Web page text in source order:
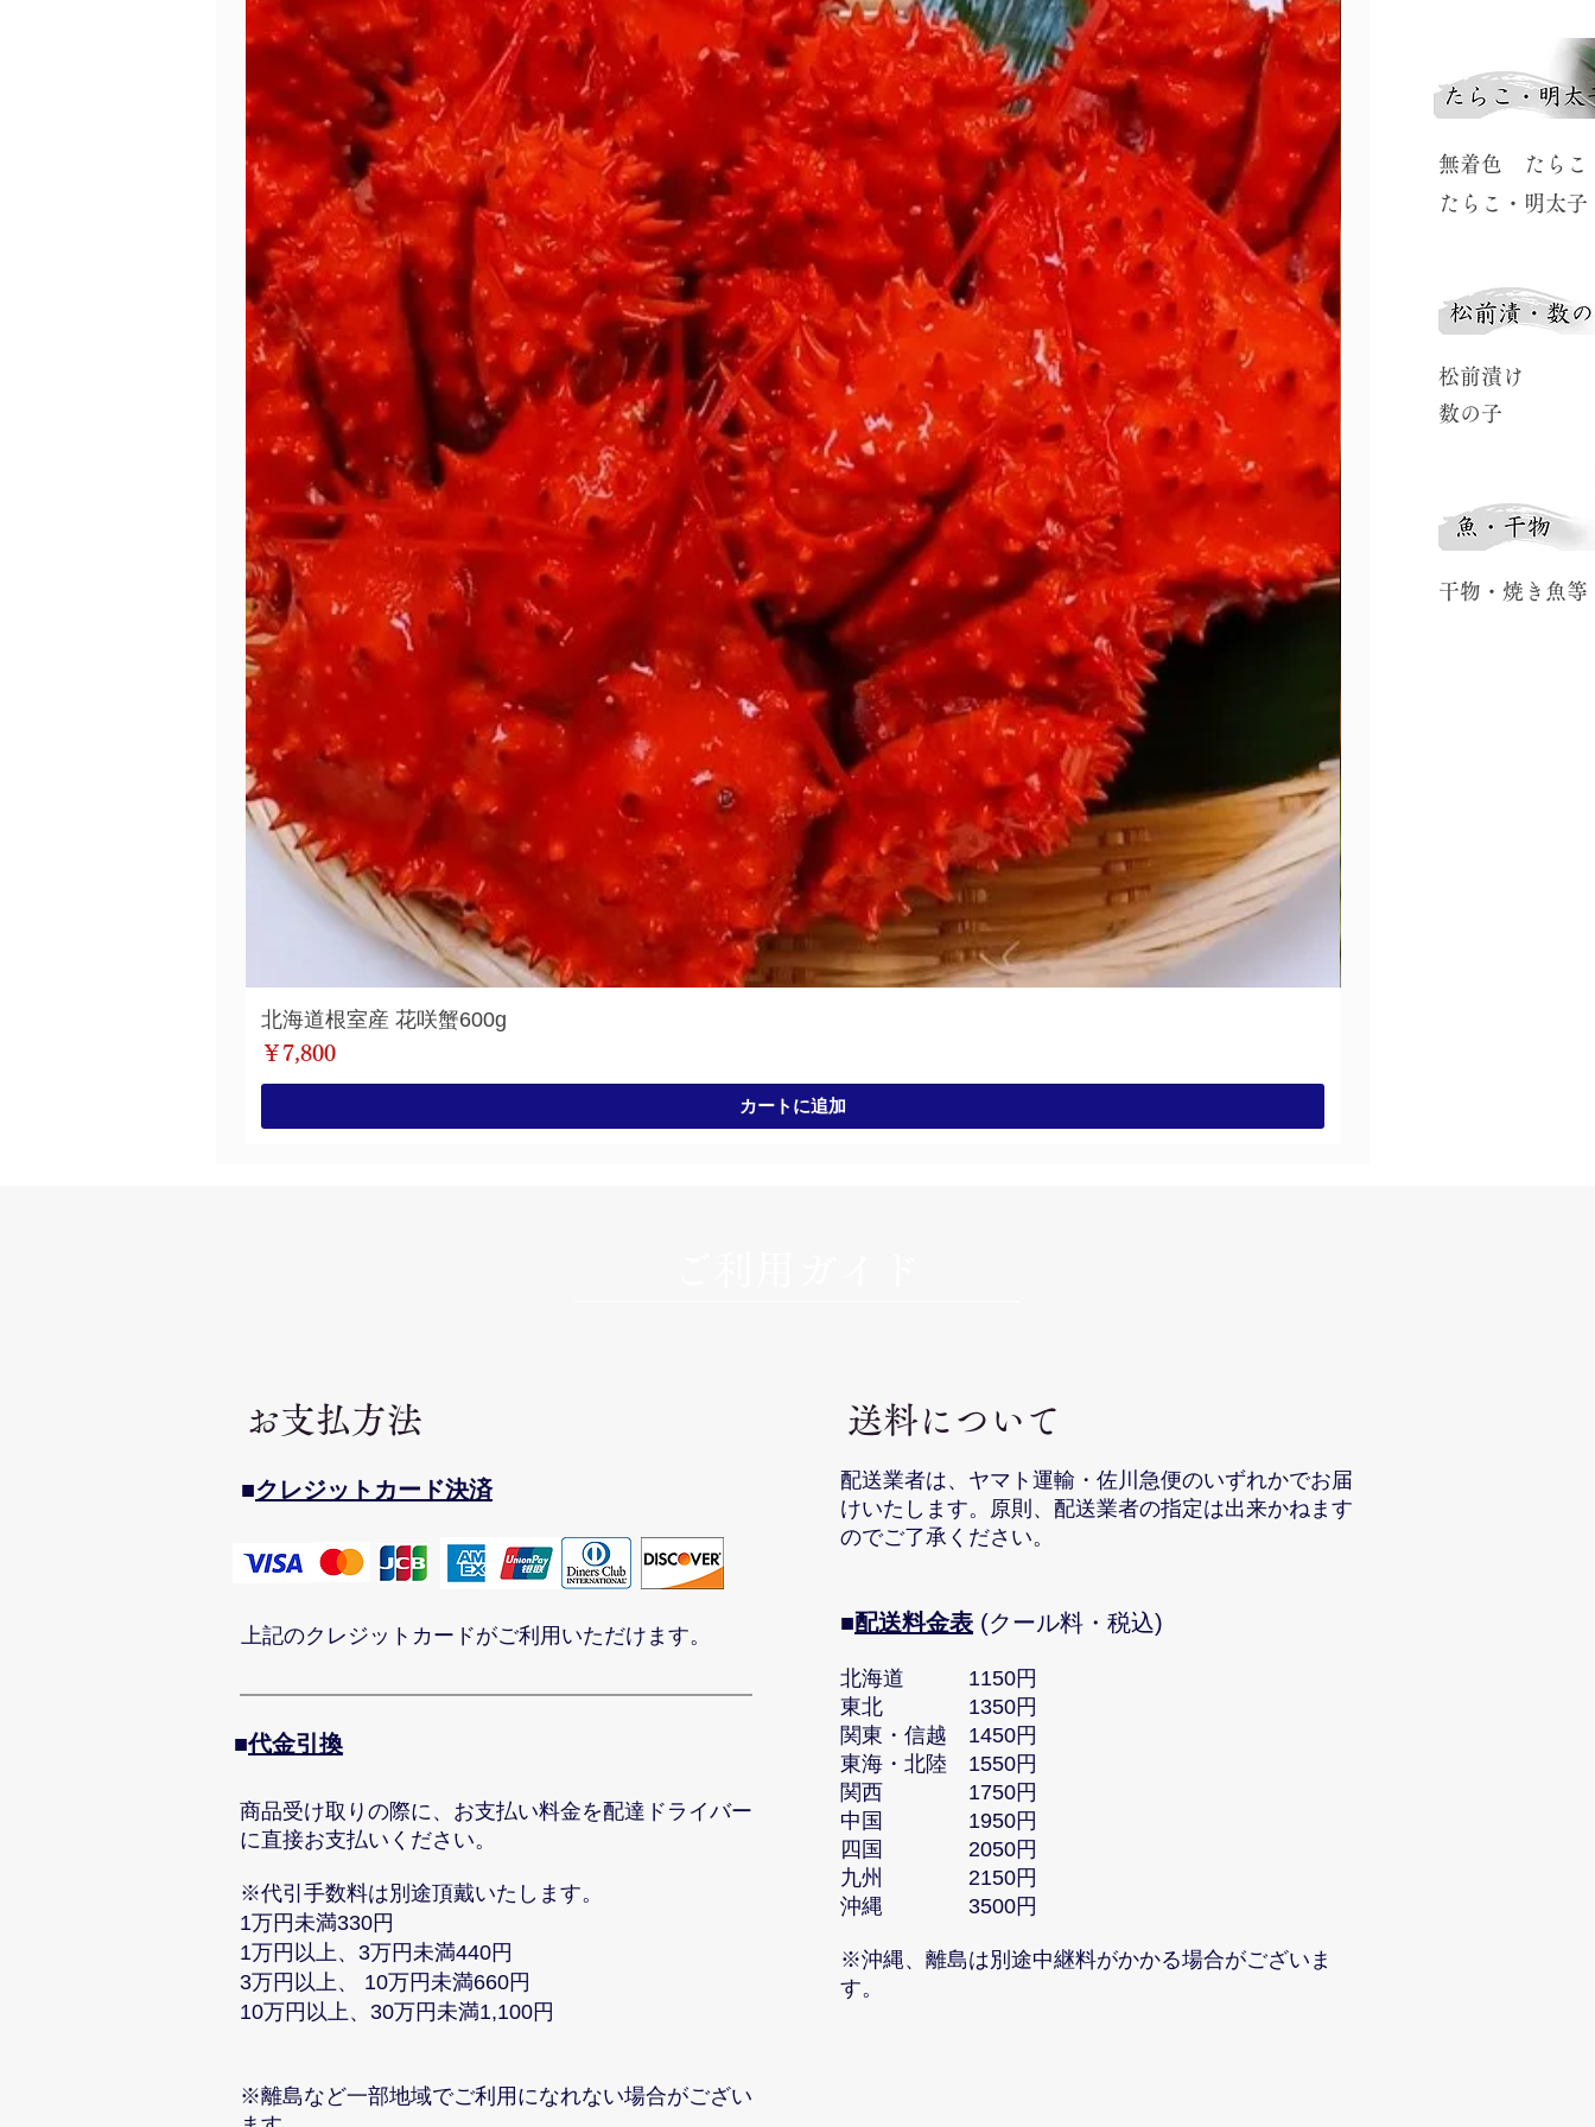
北海道根室産 花咲蟹600g
価格
￥7,800
カートに追加
無着色 たらこ
たらこ・明太
​松前漬け
​数の子
​干物・焼き魚等​
お支払方法
■​クレジットカード決済
上記のクレジットカードがご利用いただけます。
■​代金引換
商品受け取りの際に、お支払い料金を配達ドライバー
に直接お支払いください。
※代引手数料は別途頂戴いたします。
1万円未満330円
1万円以上、3万円未満440円
3万円以上、 10万円未満660円
10万円以上、30万円未満1,100円
※離島など一部地域でご利用になれない場合がござい
​送料について
配送業者は、ヤマト運輸・佐川急便のいずれかでお届
けいたします。 原則、配送業者の指定は出来かねます
のでご了承ください。
​■配送料金表 (クール料・税込)
北海道 1150円
東北 1350円
関東・信越 1450円
東海・北陸 1550円
関西 1750円
中国 1950円
四国 2050円
九州 2150円
沖縄 3500円
※沖縄、離島は別途中継料がかかる場合がございま
す。